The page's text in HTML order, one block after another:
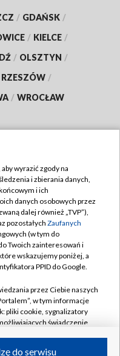
/ GDAŃSK /
/ KIELCE /
/ OLSZTYN /
RZESZÓW /
/ WROCŁAW
TVP
wyrazić zgody na
i zbierania danych,
i ich
danych osobowych przez
dalej również „TVP”),
pozostałych Zaufanych
(w tym do
Twoich zainteresowań i
wskazujemy poniżej, a
PPID do Google.
przez Ciebie naszych
w tym informacje
pliki cookie, sygnalizatory
świadczenie
do serwisu